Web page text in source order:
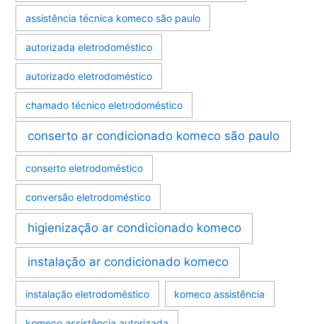
assistência técnica komeco são paulo
autorizada eletrodoméstico
autorizado eletrodoméstico
chamado técnico eletrodoméstico
conserto ar condicionado komeco são paulo
conserto eletrodoméstico
conversão eletrodoméstico
higienização ar condicionado komeco
instalação ar condicionado komeco
instalação eletrodoméstico komeco assistência